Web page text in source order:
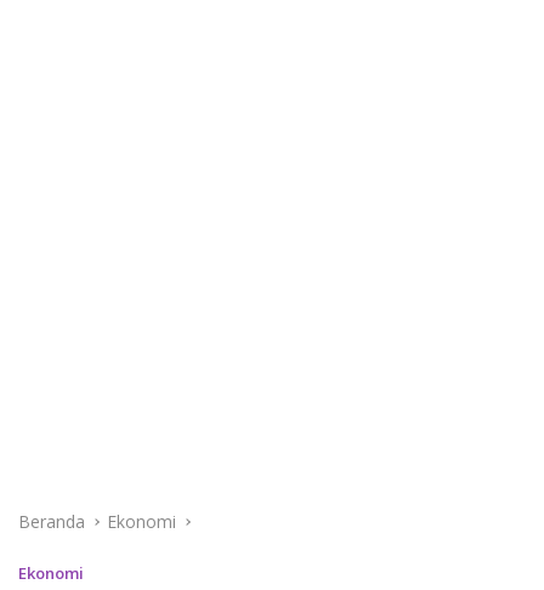
Beranda Ekonomi
Ekonomi